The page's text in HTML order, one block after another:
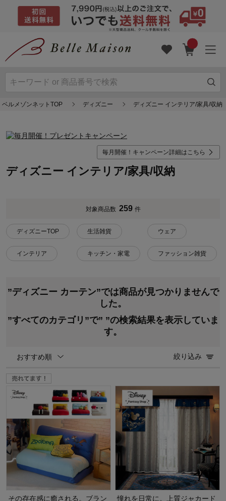
ベルメゾンネットTOP ディズニー ディズニー インテリア/家具/収納
毎月開催！キャンペーン詳細はこちら
ディズニー インテリア/家具/収納
対象商品数 259 件
ディズニーTOP
インテリア
生活雑貨
キッチン・家電
ウェア
ファッション雑貨
”ディズニー カーテン”では商品が見つかりませんで
した。
”すべてのカテゴリ”で” ”の検索結果を表示していま
す。
おすすめ順 絞り込み
その存在感に癒される。ブラン
憧れを日常に。上質ジャカード